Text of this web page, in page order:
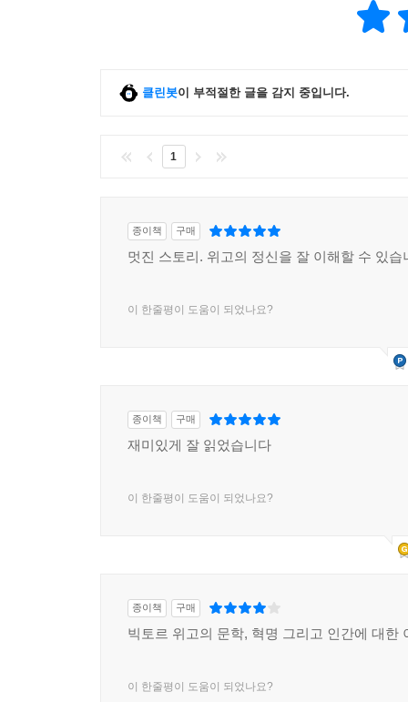
클린봇이 부적절한 글을 감지 중입니다.
1
종이책 구매
멋진 스토리. 위고의 정신을 잘 이해할 수 있습
이 한줄평이 도움이 되었나요?
종이책 구매
재미있게 잘 읽었습니다
이 한줄평이 도움이 되었나요?
종이책 구매
빅토르 위고의 문학, 혁명 그리고 인간에 대한
이 한줄평이 도움이 되었나요?